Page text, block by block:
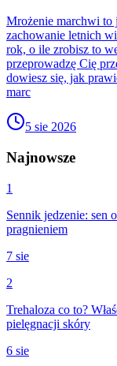
Mrożenie marchwi to
zachowanie letnich
rok, o ile zrobisz to
przeprowadzę Cię
dowiesz się, jak
marc
5 sie 2026
Najnowsze
1
Sennik jedzenie: sen
pragnieniem
7 sie
2
Trehaloza co to?
pielęgnacji skóry
6 sie